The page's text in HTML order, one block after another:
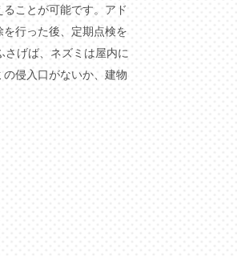
ことが可能です。アド
行った後、定期点検を
さげば、ネズミは屋内に
侵入口がないか、建物